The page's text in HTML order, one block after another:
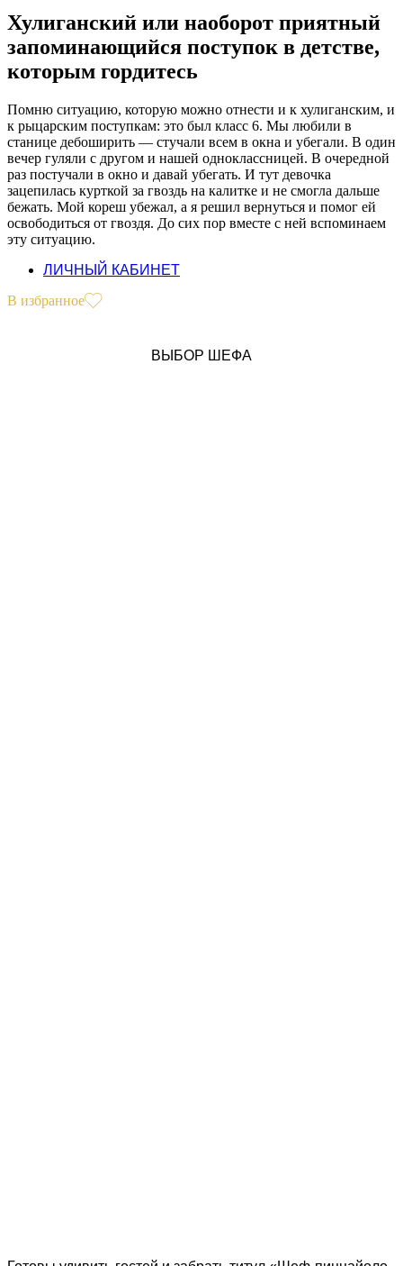
Хулиганский или наоборот приятный
запоминающийся поступок в детстве,
которым гордитесь
Помню ситуацию, которую можно отнести и к хулиганским, и
к рыцарским поступкам: это был класс 6. Мы любили в
станице дебоширить — стучали всем в окна и убегали. В один
вечер гуляли с другом и нашей одноклассницей. В очередной
раз постучали в окно и давай убегать. И тут девочка
зацепилась курткой за гвоздь на калитке и не смогла дальше
бежать. Мой кореш убежал, а я решил вернуться и помог ей
освободиться от гвоздя. До сих пор вместе с ней вспоминаем
эту ситуацию.
ЛИЧНЫЙ КАБИНЕТ
В избранное
ВЫБОР ШЕФА